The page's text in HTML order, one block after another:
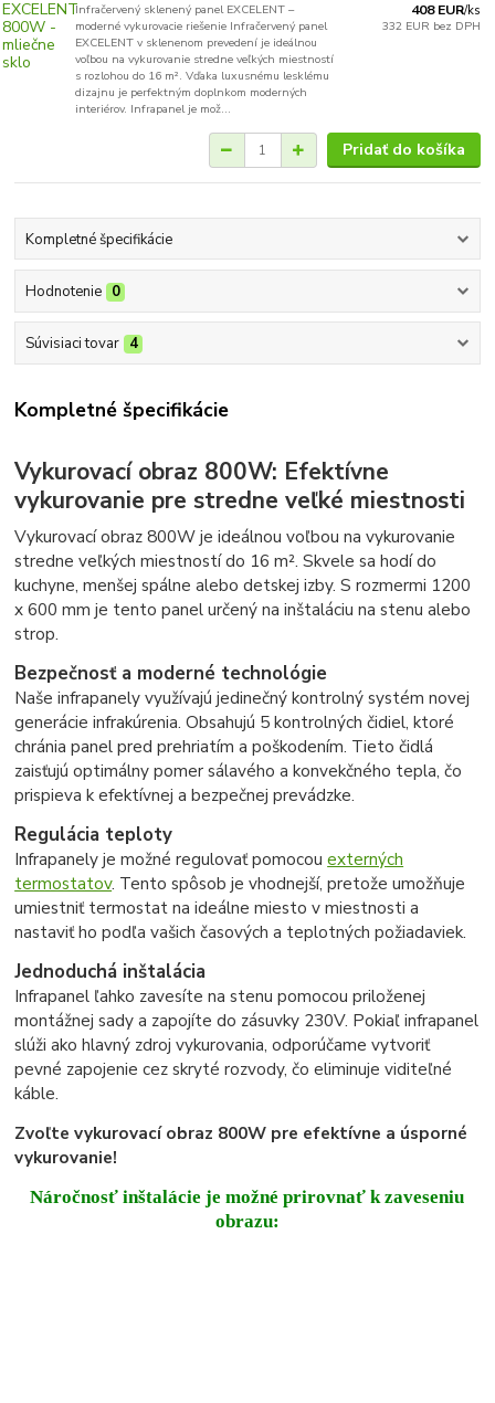
Infračervený sklenený panel EXCELENT –
moderné vykurovacie riešenie Infračervený panel
EXCELENT v sklenenom prevedení je ideálnou
voľbou na vykurovanie stredne veľkých miestností
s rozlohou do 16 m². Vďaka luxusnému lesklému
dizajnu je perfektným doplnkom moderných
interiérov. Infrapanel je mož...
408 EUR/ks
332 EUR bez DPH
Pridať do košíka
Kompletné špecifikácie
Hodnotenie 0
Súvisiaci tovar 4
Kompletné špecifikácie
Vykurovací obraz 800W: Efektívne
vykurovanie pre stredne veľké miestnosti
Vykurovací obraz 800W je ideálnou voľbou na vykurovanie
stredne veľkých miestností do 16 m². Skvele sa hodí do
kuchyne, menšej spálne alebo detskej izby. S rozmermi 1200
x 600 mm je tento panel určený na inštaláciu na stenu alebo
strop.
Bezpečnosť a moderné technológie
Naše infrapanely využívajú jedinečný kontrolný systém novej
generácie infrakúrenia. Obsahujú 5 kontrolných čidiel, ktoré
chránia panel pred prehriatím a poškodením. Tieto čidlá
zaisťujú optimálny pomer sálavého a konvekčného tepla, čo
prispieva k efektívnej a bezpečnej prevádzke.
Regulácia teploty
Infrapanely je možné regulovať pomocouexterných
termostatov. Tento spôsob je vhodnejší, pretože umožňuje
umiestniť termostat na ideálne miesto v miestnosti a
nastaviť ho podľa vašich časových a teplotných požiadaviek.
Jednoduchá inštalácia
Infrapanel ľahko zavesíte na stenu pomocou priloženej
montážnej sady a zapojíte do zásuvky 230V. Pokiaľ infrapanel
slúži ako hlavný zdroj vykurovania, odporúčame vytvoriť
pevné zapojenie cez skryté rozvody, čo eliminuje viditeľné
káble.
Zvoľte vykurovací obraz 800W pre efektívne a úsporné
vykurovanie!
Náročnosť inštalácie je možné prirovnať k zaveseniu
obrazu: